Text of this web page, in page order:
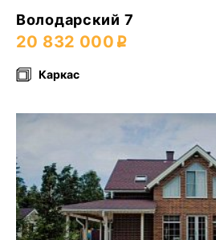
Володарский 7
20 832 000
Каркас